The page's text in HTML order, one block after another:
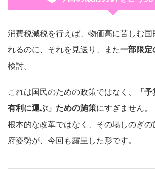
消費税減税を行えば、物価高に苦しむ国
れるのに、それを見送り、また一部限定
検討。
これは国民のための政策ではなく、
「
有利に運ぶ」ための施策にすぎません。
根本的な改革ではなく、その場しのぎ
府姿勢が、今回も露呈した形です。